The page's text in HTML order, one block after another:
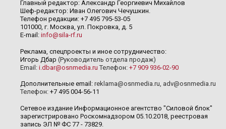
Главный редактор: Александр Георгиевич Михайлов
Шеф-редактор: Иван Олегович Чечушкин.
Телефон редакции: +7 495 795-53-05
101000, г. Москва, ул. Покровка, д. 5
E-mail: info@sila-rf.ru
Реклама, спецпроекты и иное сотрудничество:
Игорь Дбар (Руководитель отдела продаж)
Email: i.dbar@osnmedia.ru Телефон: +7 909 936-02-90
Дополнительные email: reklama@osnmedia.ru, adv@osnmedia.ru
Телефон: +7 495 004-56-11
Сетевое издание Информационное агентство "Силовой блок"
зарегистрировано Роскомнадзором 05.10.2018, реестровая
запись ЭЛ № ФС 77 - 73829.